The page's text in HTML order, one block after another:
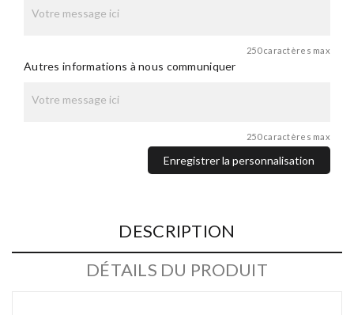
250 caractères max
Autres informations à nous communiquer
250 caractères max
Enregistrer la personnalisation
DESCRIPTION
DÉTAILS DU PRODUIT